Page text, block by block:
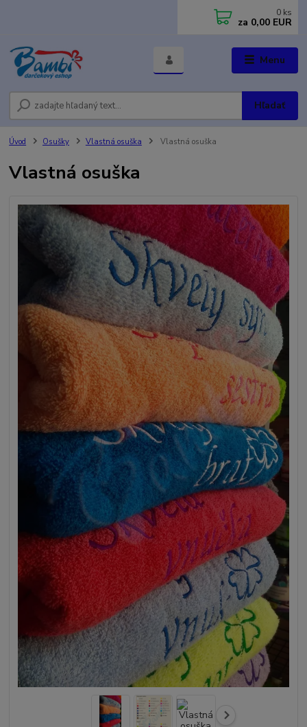
Menu
Hľadať
0 ks
za 0,00 EUR
Úvod Osušky Vlastná osuška Vlastná osuška
Vlastná osuška